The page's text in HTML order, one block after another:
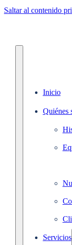
Saltar al contenido
Inicio
Quiénes
Servicios